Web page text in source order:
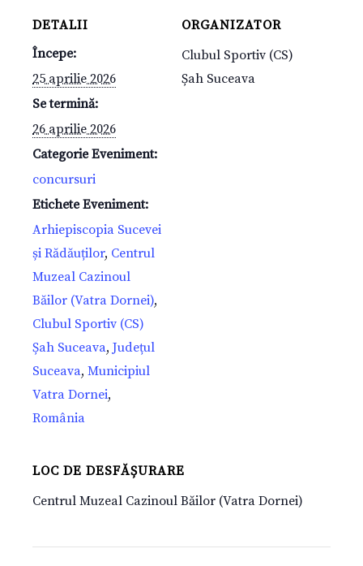
DETALII
Începe:
25 aprilie 2026
Se termină:
26 aprilie 2026
Categorie Eveniment:
concursuri
Etichete Eveniment:
Arhiepiscopia Sucevei
și Rădăuților, Centrul
Muzeal Cazinoul
Băilor (Vatra Dornei),
Clubul Sportiv (CS)
Șah Suceava, Județul
Suceava, Municipiul
Vatra Dornei,
România
ORGANIZATOR
Clubul Sportiv (CS)
Șah Suceava
LOC DE DESFĂȘURARE
Centrul Muzeal Cazinoul Băilor (Vatra Dornei)